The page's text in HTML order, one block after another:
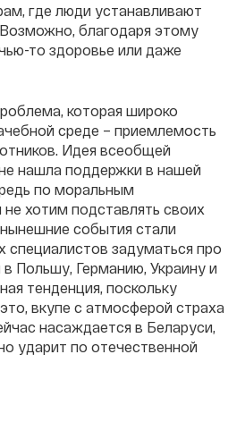
где люди устанавливают
благодаря этому
то здоровье или даже
которая широко
среде – приемлемость
Идея всеобщей
нашла поддержки в нашей
по моральным
хотим подставлять своих
события стали
специалистов задуматься про
Польшу, Германию, Украину и
тенденция, поскольку
вкупе с атмосферой страха
насаждается в Беларуси,
ударит по отечественной